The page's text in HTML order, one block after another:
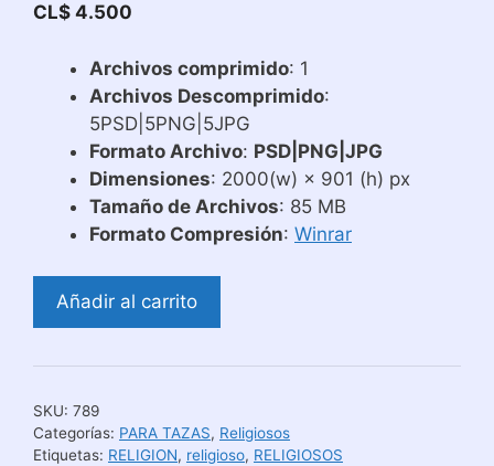
CL$ 4.500
Archivos comprimido: 1
Archivos Descomprimido:
5PSD|5PNG|5JPG
Formato Archivo: PSD|PNG|JPG
Dimensiones: 2000(w) × 901 (h) px
Tamaño de Archivos: 85 MB
Formato Compresión: Winrar
Plantillas
Tazas
#
2
Añadir al carrito
SKU: 789
Categorías: PARA TAZAS, Religiosos
Etiquetas: RELIGION, religioso, RELIGIOSOS